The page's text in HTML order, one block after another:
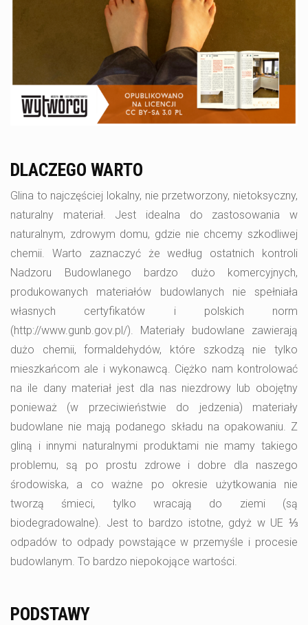
DLACZEGO WARTO
Glina to najczęściej lokalny, nie przetworzony, nietoksyczny,
naturalny materiał. Jest idealna do zastosowania w
naturalnym, zdrowym domu, gdzie nie chcemy szkodliwej
chemii. Warto zaznaczyć że według ostatnich kontroli
Nadzoru Budowlanego bardzo dużo komercyjnych,
produkowanych materiałów budowlanych nie spełniała
własnych certyfikatów i polskich norm
(http://www.gunb.gov.pl/). Materiały budowlane zawierają
dużo chemii, formaldehydów, które szkodzą nie tylko
mieszkańcom ale i wykonawcą. Ciężko nam kontrolować
na ile dany materiał jest dla nas niezdrowy lub obojętny
ponieważ (w przeciwieństwie do jedzenia) materiały
budowlane nie mają podanego składu na opakowaniu. Z
gliną i innymi naturalnymi produktami nie mamy takiego
problemu, są po prostu zdrowe i dobre dla naszego
środowiska, a co ważne po okresie użytkowania nie
tworzą śmieci, tylko wracają do ziemi (są
biodegradowalne). Jest to bardzo istotne, gdyż w UE ⅓
odpadów to odpady powstające w przemyśle i procesie
budowlanym. To bardzo niepokojące wartości.
PODSTAWY